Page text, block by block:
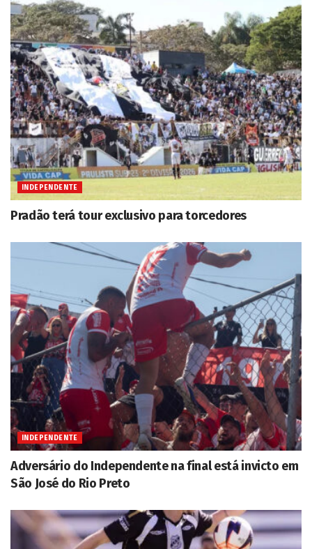
INDEPENDENTE
Pradão terá tour exclusivo para torcedores
INDEPENDENTE
Adversário do Independente na final está invicto em
São José do Rio Preto